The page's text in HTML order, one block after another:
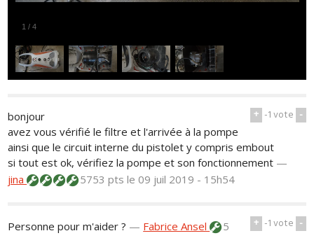
1 /4
+ -1vote -
bonjour
avez vous vérifié le filtre et l'arrivée à la pompe
ainsi que le circuit interne du pistolet y compris embout
si tout est ok, vérifiez la pompe et son fonctionnement —
jina
5753 ptsle 09 juil 2019 - 15h54
+ -1vote -
Personne pour m'aider ? — Fabrice Ansel
5